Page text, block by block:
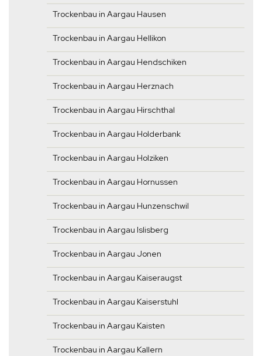
Trockenbau in Aargau Hausen
Trockenbau in Aargau Hellikon
Trockenbau in Aargau Hendschiken
Trockenbau in Aargau Herznach
Trockenbau in Aargau Hirschthal
Trockenbau in Aargau Holderbank
Trockenbau in Aargau Holziken
Trockenbau in Aargau Hornussen
Trockenbau in Aargau Hunzenschwil
Trockenbau in Aargau Islisberg
Trockenbau in Aargau Jonen
Trockenbau in Aargau Kaiseraugst
Trockenbau in Aargau Kaiserstuhl
Trockenbau in Aargau Kaisten
Trockenbau in Aargau Kallern